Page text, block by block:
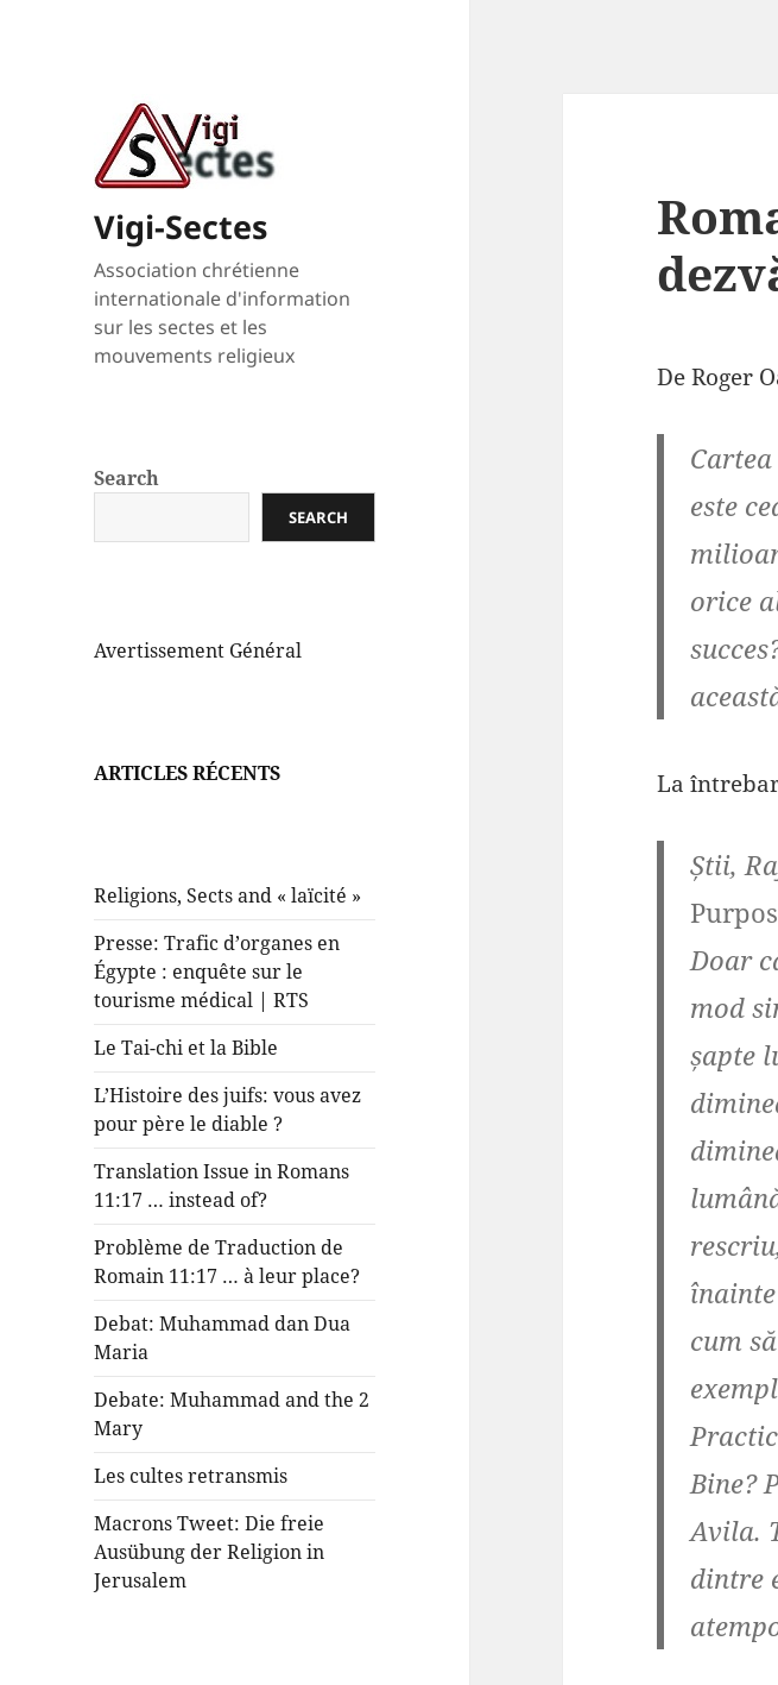
Vigi-Sectes
Association chrétienne
internationale d'information
sur les sectes et les
mouvements religieux
Search
SEARCH
Avertissement Général
ARTICLES RÉCENTS
Religions, Sects and « laïcité »
Presse: Trafic d’organes en
Égypte : enquête sur le
tourisme médical | RTS
Le Tai-chi et la Bible
L’Histoire des juifs: vous avez
pour père le diable ?
Translation Issue in Romans
11:17 … instead of?
Problème de Traduction de
Romain 11:17 … à leur place?
Debat: Muhammad dan Dua
Maria
Debate: Muhammad and the 2
Mary
Les cultes retransmis
Macrons Tweet: Die freie
Ausübung der Religion in
Jerusalem
De Roger
este
orice
La
Știi,
Doar
mod
șapte
cum
Bine?
Avila.
dintre